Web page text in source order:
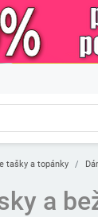
tašky a topánky
a